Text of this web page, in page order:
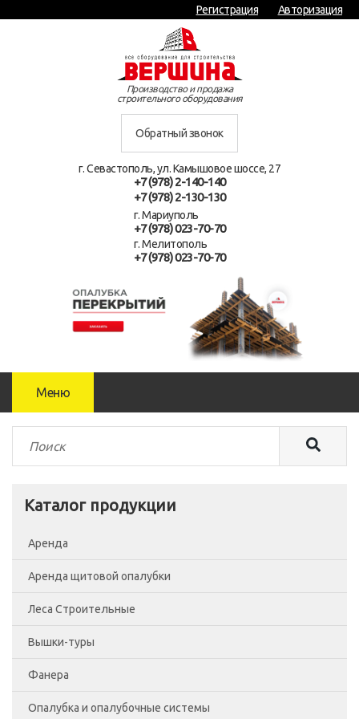
Регистрация Авторизация
Производство и продажа
строительного оборудования
Обратный звонок
г. Севастополь, ул. Камышовое шоссе, 27
+7 (978) 2-140-140
+7 (978) 2-130-130
г. Мариуполь
+7 (978) 023-70-70
г. Мелитополь
+7 (978) 023-70-70
Меню
Каталог продукции
Аренда
Аренда щитовой опалубки
Леса Строительные
Леса рамные
Помосты
Сетка фасадная
Вышки-туры
Вышка-тура ВСП-250/0.7
Вышка-тура ВСП-250/1.2
Фанера
Фанера Россия
Опалубка и опалубочные системы